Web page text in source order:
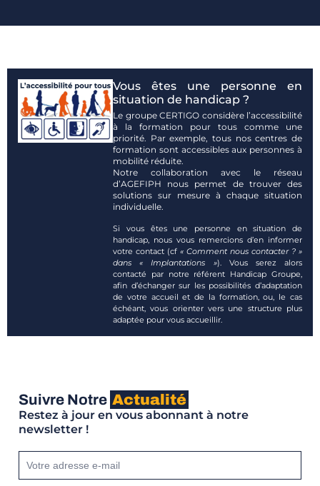
Vous êtes une personne en
situation de handicap ?
Le groupe CERTIGO considère l’accessibilité
à la formation pour tous comme une
priorité. Par exemple, tous nos centres de
formation sont accessibles aux personnes à
mobilité réduite.
Notre collaboration avec le réseau
d’AGEFIPH nous permet de trouver des
solutions sur mesure à chaque situation
individuelle.
Si vous êtes une personne en situation de
handicap, nous vous remercions d’en informer
votre contact (cf« Comment nous contacter ? »
dans « Implantations »). Vous serez alors
contacté par notre référent Handicap Groupe,
afin d’échanger sur les possibilités d’adaptation
de votre accueil et de la formation, ou, le cas
échéant, vous orienter vers une structure plus
adaptée pour vous accueillir.
Suivre Notre Actualité
Restez à jour en vous abonnant à notre
newsletter !